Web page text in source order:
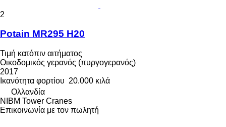
2
Potain MR295 H20
Τιμή κατόπιν αιτήματος
Οικοδομικός γερανός (πυργογερανός)
2017
Ικανότητα φορτίου 20.000 κιλά
Ολλανδία
NIBM Tower Cranes
Επικοινωνία με τον πωλητή